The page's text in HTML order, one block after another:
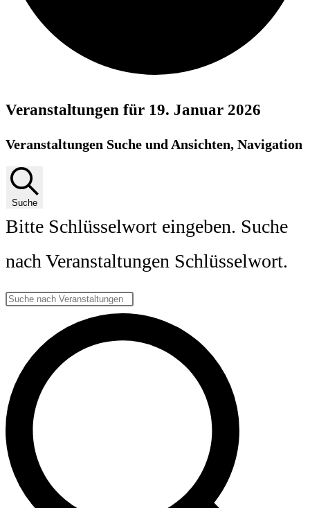
Veranstaltungen für 19. Januar 2026
Veranstaltungen Suche und Ansichten, Navigation
Suche
Bitte Schlüsselwort eingeben. Suche
nach Veranstaltungen Schlüsselwort.